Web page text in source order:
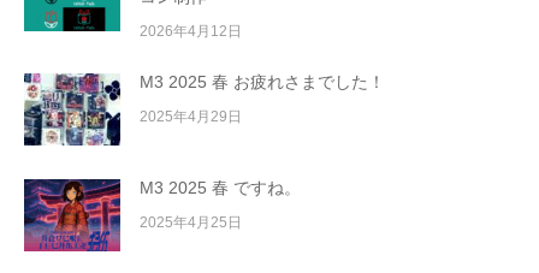
2026年4月12日
M3 2025 春 お疲れさまでした！
2025年4月29日
M3 2025 春 ですね。
2025年4月25日